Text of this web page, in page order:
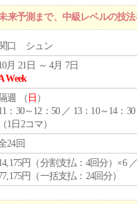
予測まで、中級レベルの技法
口 シュン
月 21日 ～ 4月 7日
Week
隔週 （ 日 ）
：30～12：50 ／ 13：10～14：30
（1日2コマ）
24回
円（分割支払：4回分）×6
円（一括支払：24回分）